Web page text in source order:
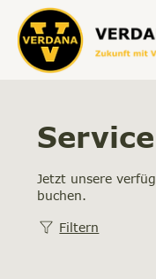
Jetzt unsere
buchen.
Filtern